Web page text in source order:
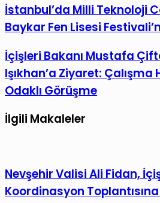
ile
paylaş
İstanbul’da
Milli
Teknoloji
Coşkusu:
Vali
Gül
Baykar
Fen
Lisesi
İstanbul’da Milli Teknoloji
Baykar Fen Lisesi
İçişleri
Bakanı
Mustafa
Çiftçi’den
Bakan
Işıkhan’a
Hayatı
Ve
İçişleri Bakanı Mustafa
Işıkhan’a Ziyaret: Çalışma
Odaklı Görüşme
İlgili Makaleler
Nevşehir Valisi Ali Fidan,
Koordinasyon Toplantısına